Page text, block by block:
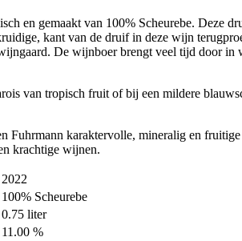
en gemaakt van 100% Scheurebe. Deze
kant van de druif in deze wijn
De wijnboer brengt veel tijd door
van tropisch fruit of bij een mildere
Fuhrmann karaktervolle, mineralig en
krachtige wijnen.
2022
100% Scheurebe
0.75 liter
11.00 %